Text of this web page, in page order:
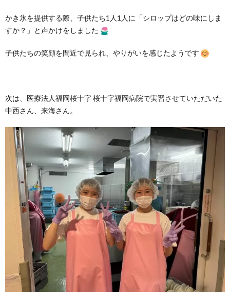
かき氷を提供する際、子供たち1人1人に「シロップはどの味にしま
すか？」 と声かけをしました
子供たちの笑顔を間近で見られ、やりがいを感じたようです
次は、医療法人福岡桜十字 桜十字福岡病院で実習させていただいた
中西さん、来海さん。